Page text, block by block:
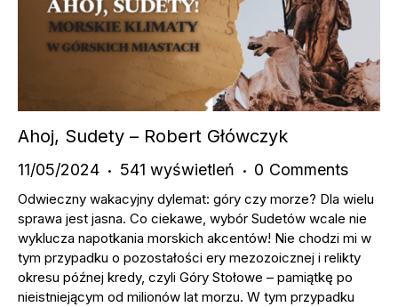
Ahoj, Sudety – Robert Główczyk
11/05/2024 541 wyświetleń 0 Comments
Odwieczny wakacyjny dylemat: góry czy morze? Dla wielu
sprawa jest jasna. Co ciekawe, wybór Sudetów wcale nie
wyklucza napotkania morskich akcentów! Nie chodzi mi w
tym przypadku o pozostałości ery mezozoicznej i relikty
okresu późnej kredy, czyli Góry Stołowe – pamiątkę po
nieistniejącym od milionów lat morzu. W tym przypadku